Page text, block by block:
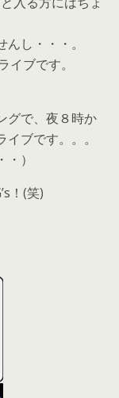
し・・・。
イブです。
グで、夜８時か
ブです。。。
）
！(笑)